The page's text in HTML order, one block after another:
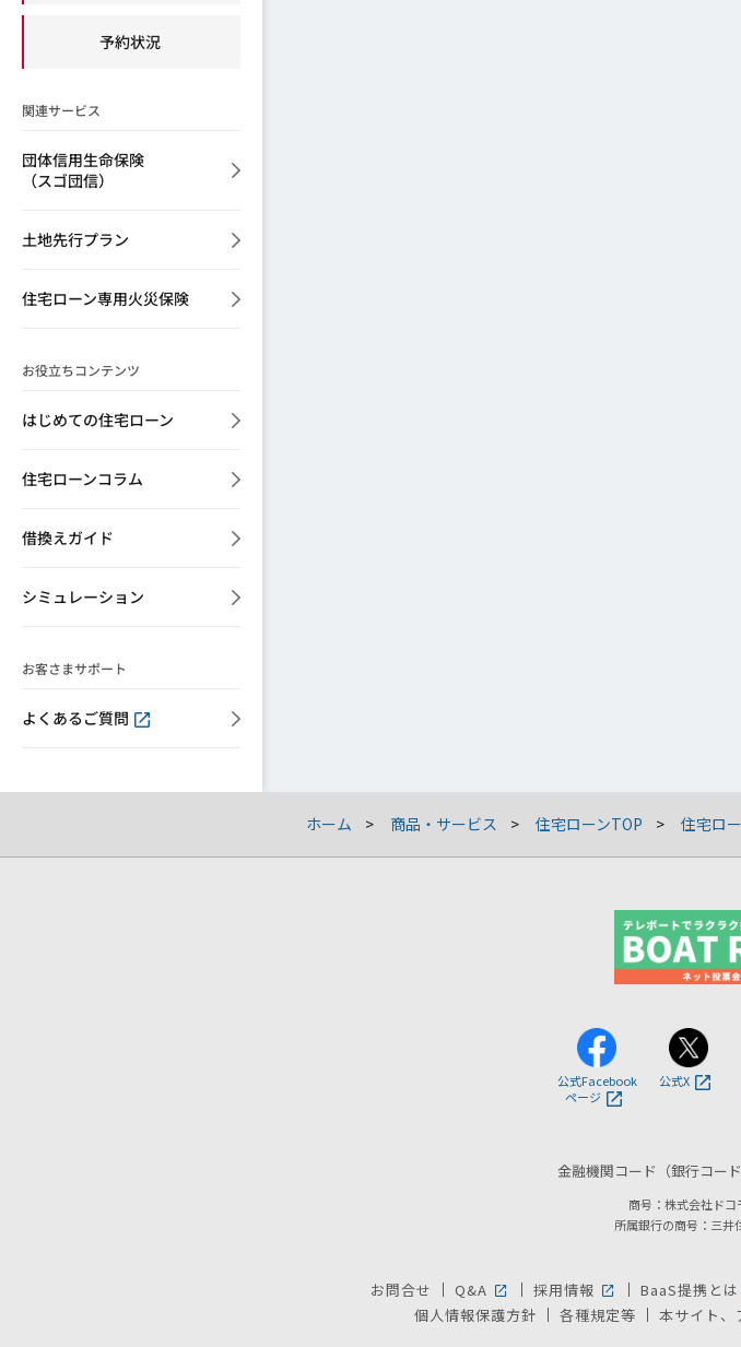
予約状況
関連サービス
団体信用生命保険
（スゴ団信）
土地先行プラン
住宅ローン専用火災保険
お役立ちコンテンツ
はじめての住宅ローン
住宅ローンコラム
借換えガイド
シミュレーション
お客さまサポート
よくあるご質問
ホーム 商品・サービス 住宅ローンTOP 住宅ロ
公式Facebook
ページ
公式X
金融機関コード（銀行コー
商号：株式会社ドコ
所属銀行の商号：三井
お問合せ Q&A 新しいウィンドウで開きます。
採用情報 新しいウィンドウで
BaaS提携とは
個人情報保護方針
各種規定等 本サイト、